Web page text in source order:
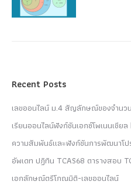
Recent Posts
เลขออนไลน์ ม.4 สัญลักษณ์ของจำนว
เรียนออนไลน์ฟังก์ชันเอกซ์โพเนนเชีย
ความสัมพันธ์และฟังก์ชันการพัฒนาโ
อัพเดท ปฏิทิน TCAS68 ตารางสอบ
เอกลักษณ์ตรีโกณมิติ-เลขออนไลน์